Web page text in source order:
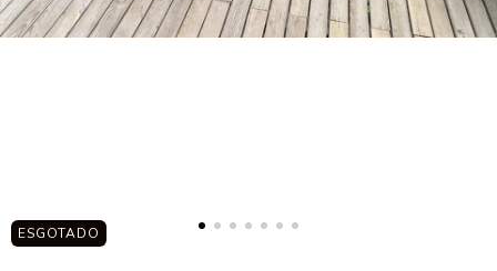
ESGOTADO